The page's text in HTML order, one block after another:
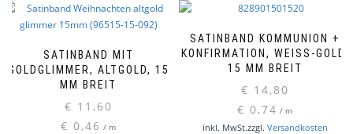
SATINBAND MIT
GOLDGLIMMER, ALTGOLD, 15
MM BREIT
€ 11,60
€ 0,46 / m
SATINBAND KOMMUNION +
KONFIRMATION, WEISS-GOLD, 1
5 MM BREIT
€ 14,80
€ 0,74 / m
inkl. MwSt.zzgl. Versandkosten